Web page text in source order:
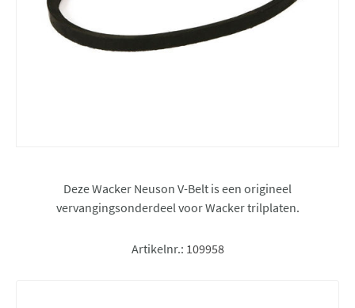
Deze Wacker Neuson V-Belt is een origineel
vervangingsonderdeel voor Wacker trilplaten.
Artikelnr.: 109958